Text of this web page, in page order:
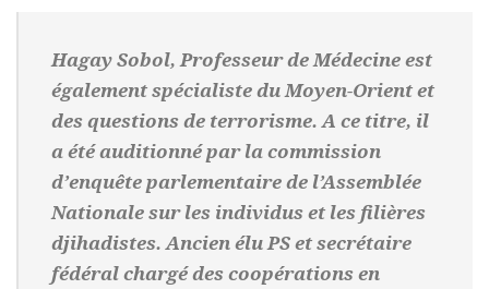
Hagay Sobol, Professeur de Médecine est
également spécialiste du Moyen-Orient et
des questions de terrorisme. A ce titre, il
a été auditionné par la commission
d’enquête parlementaire de l’Assemblée
Nationale sur les individus et les filières
djihadistes. Ancien élu PS et secrétaire
fédéral chargé des coopérations en